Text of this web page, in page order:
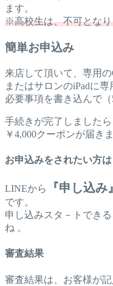
ます。
※高校生は、不可とな
簡単お申込み
来店して頂いて、専用
またはサロンのiPadに
必要事項を書き込んで
手続きが完了しました
￥4,000クーポンが届きま
お申込みをされたい方は
LINEから 『申し込み』
です。
申し込みスタ－トでき
ね 。
審査結果
審査結果は、お客様が